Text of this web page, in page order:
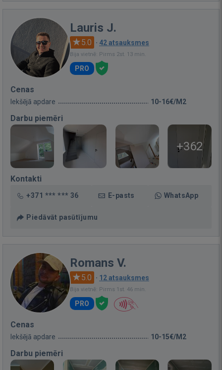
Lauris J.
5.0 · 42 atsauksmes
Bija vietnē: Pirms 2st. 13 min.
PRO
Cenas
Iekšējā apdare 10-16€/M2
Darbu piemēri
+362
Kontakti
+371 *** *** 36 E-pasts WhatsApp
Piedāvāt pasūtījumu
Romans V.
5.0 · 12 atsauksmes
Bija vietnē: Pirms 1st. 46 min.
PRO
Cenas
Iekšējā apdare 10-15€/M2
Darbu piemēri